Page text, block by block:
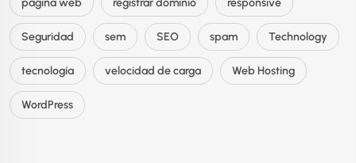
página web registrar dominio responsive
Seguridad sem SEO spam Technology
tecnología velocidad de carga Web Hosting
WordPress